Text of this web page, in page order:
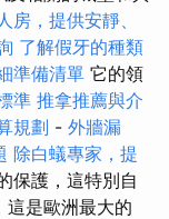
房，提供安靜、
了解假牙的種類
準備清單 它的領
準 推拿推薦與介
規劃 - 外牆漏
除白蟻專家，提
保護，這特別自
這是歐洲最大的